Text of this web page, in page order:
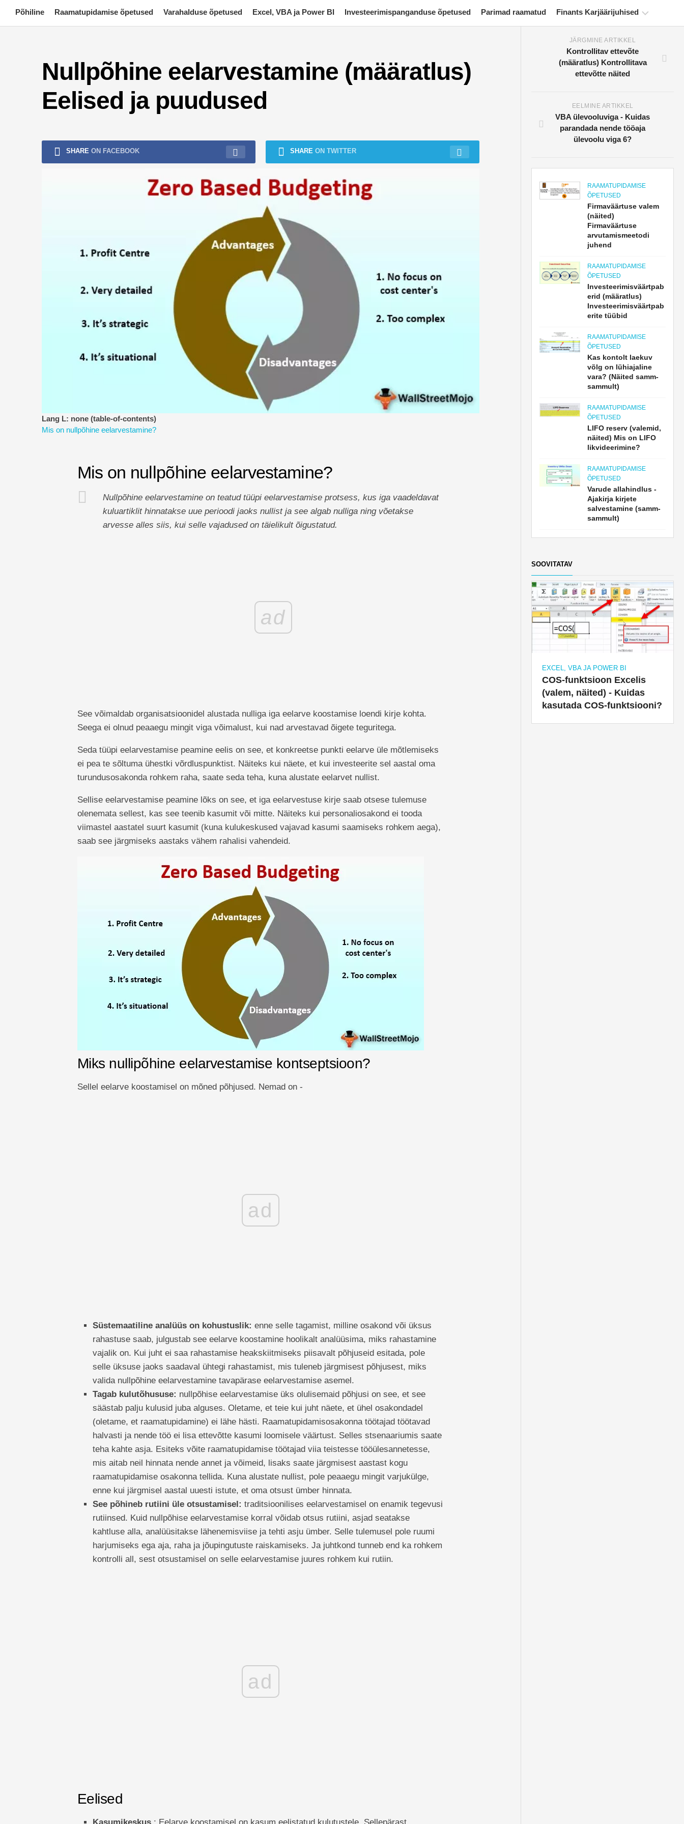
content
Põhiline Raamatupidamise õpetused Varahalduse õpetused Excel, VBA ja Power BI Investeerimispanganduse õpetused Parimad raamatud Finants Karjäärijuhised
Rahanduse
sertifitseerimise
ressursid
Täisvorm
Riskijuhtimise
Nullpõhine eelarvestamine (määratlus)
Eelised ja puudused
SHARE ON FACEBOOK SHARE ON TWITTER
Lang L: none (table-of-contents)
Mis on nullpõhine eelarvestamine?
Mis on nullpõhine eelarvestamine?
Nullpõhine eelarvestamine on teatud tüüpi eelarvestamise protsess, kus iga vaadeldavat
kuluartiklit hinnatakse uue perioodi jaoks nullist ja see algab nulliga ning võetakse
arvesse alles siis, kui selle vajadused on täielikult õigustatud.
ad
See võimaldab organisatsioonidel alustada nulliga iga eelarve koostamise loendi kirje kohta.
Seega ei olnud peaaegu mingit viga võimalust, kui nad arvestavad õigete teguritega.
Seda tüüpi eelarvestamise peamine eelis on see, et konkreetse punkti eelarve üle mõtlemiseks
ei pea te sõltuma ühestki võrdluspunktist. Näiteks kui näete, et kui investeerite sel aastal oma
turundusosakonda rohkem raha, saate seda teha, kuna alustate eelarvet nullist.
Sellise eelarvestamise peamine lõks on see, et iga eelarvestuse kirje saab otsese tulemuse
olenemata sellest, kas see teenib kasumit või mitte. Näiteks kui personaliosakond ei tooda
viimastel aastatel suurt kasumit (kuna kulukeskused vajavad kasumi saamiseks rohkem aega),
saab see järgmiseks aastaks vähem rahalisi vahendeid.
Miks nullipõhine eelarvestamise kontseptsioon?
Sellel eelarve koostamisel on mõned põhjused. Nemad on -
ad
Süstemaatiline analüüs on kohustuslik: enne selle tagamist, milline osakond või üksus
rahastuse saab, julgustab see eelarve koostamine hoolikalt analüüsima, miks rahastamine
vajalik on. Kui juht ei saa rahastamise heakskiitmiseks piisavalt põhjuseid esitada, pole
selle üksuse jaoks saadaval ühtegi rahastamist, mis tuleneb järgmisest põhjusest, miks
valida nullpõhine eelarvestamine tavapärase eelarvestamise asemel.
Tagab kulutõhususe: nullpõhise eelarvestamise üks olulisemaid põhjusi on see, et see
säästab palju kulusid juba alguses. Oletame, et teie kui juht näete, et ühel osakondadel
(oletame, et raamatupidamine) ei lähe hästi. Raamatupidamisosakonna töötajad töötavad
halvasti ja nende töö ei lisa ettevõtte kasumi loomisele väärtust. Selles stsenaariumis saate
teha kahte asja. Esiteks võite raamatupidamise töötajad viia teistesse tööülesannetesse,
mis aitab neil hinnata nende annet ja võimeid, lisaks saate järgmisest aastast kogu
raamatupidamise osakonna tellida. Kuna alustate nullist, pole peaaegu mingit varjukülge,
enne kui järgmisel aastal uuesti istute, et oma otsust ümber hinnata.
See põhineb rutiini üle otsustamisel: traditsioonilises eelarvestamisel on enamik tegevusi
rutiinsed. Kuid nullpõhise eelarvestamise korral võidab otsus rutiini, asjad seatakse
kahtluse alla, analüüsitakse lähenemisviise ja tehti asju ümber. Selle tulemusel pole ruumi
harjumiseks ega aja, raha ja jõupingutuste raiskamiseks. Ja juhtkond tunneb end ka rohkem
kontrolli all, sest otsustamisel on selle eelarvestamise juures rohkem kui rutiin.
ad
Eelised
JÄRGMINE ARTIKKEL
Kontrollitav ettevõte
(määratlus) Kontrollitava
ettevõtte näited
EELMINE ARTIKKEL
VBA ülevooluviga - Kuidas
parandada nende tööaja
ülevoolu viga 6?
RAAMATUPIDAMISE
ÕPETUSED
Firmaväärtuse valem
(näited)
Firmaväärtuse
arvutamismeetodi
juhend
RAAMATUPIDAMISE
ÕPETUSED
Investeerimisväärtpab
erid (määratlus)
Investeerimisväärtpab
erite tüübid
RAAMATUPIDAMISE
ÕPETUSED
Kas kontolt laekuv
võlg on lühiajaline
vara? (Näited samm-
sammult)
RAAMATUPIDAMISE
ÕPETUSED
LIFO reserv (valemid,
näited) Mis on LIFO
likvideerimine?
RAAMATUPIDAMISE
ÕPETUSED
Varude allahindlus -
Ajakirja kirjete
salvestamine (samm-
sammult)
SOOVITATAV
EXCEL, VBA JA POWER BI
COS-funktsioon Excelis
(valem, näited) - Kuidas
kasutada COS-funktsiooni?